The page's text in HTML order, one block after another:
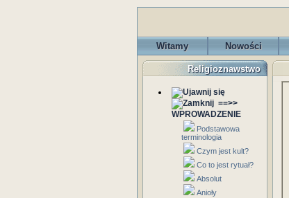
Witamy Nowości
Religioznawstwo
==>>
WPROWADZENIE
Podstawowa
terminologia
Czym jest kult?
Co to jest rytuał?
Absolut
Anioły